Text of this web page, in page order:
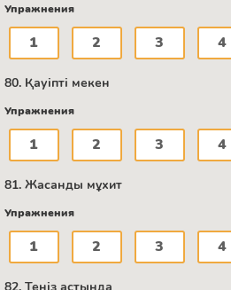
Упражнения
1 2 3 4
80. Қауіпті мекен
Упражнения
1 2 3 4
81. Жасанды мұхит
Упражнения
1 2 3 4